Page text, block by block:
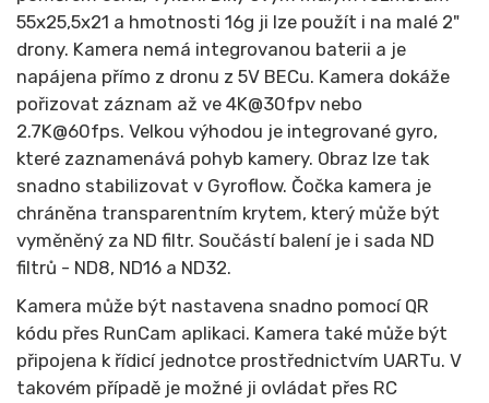
55x25,5x21 a hmotnosti 16g ji lze použít i na malé 2"
drony. Kamera nemá integrovanou baterii a je
napájena přímo z dronu z 5V BECu. Kamera dokáže
pořizovat záznam až ve 4K@30fpv nebo
2.7K@60fps. Velkou výhodou je integrované gyro,
které zaznamenává pohyb kamery. Obraz lze tak
snadno stabilizovat v Gyroflow. Čočka kamera je
chráněna transparentním krytem, který může být
vyměněný za ND filtr. Součástí balení je i sada ND
filtrů - ND8, ND16 a ND32.
Kamera může být nastavena snadno pomocí QR
kódu přes RunCam aplikaci. Kamera také může být
připojena k řídicí jednotce prostřednictvím UARTu. V
takovém případě je možné ji ovládat přes RC